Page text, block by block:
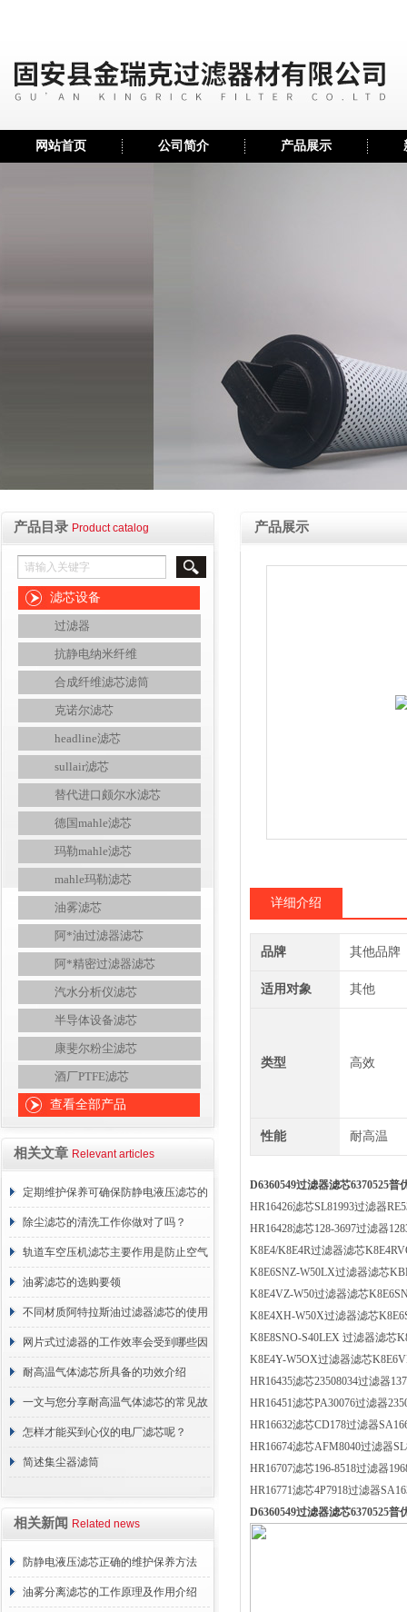
网站首页 公司简介 产品展示
产品目录 Product catalog
滤芯设备
过滤器
抗静电纳米纤维
合成纤维滤芯滤筒
克诺尔滤芯
headline滤芯
sullair滤芯
替代进口颇尔水滤芯
德国mahle滤芯
玛勒mahle滤芯
mahle玛勒滤芯
油雾滤芯
阿*油过滤器滤芯
阿*精密过滤器滤芯
汽水分析仪滤芯
半导体设备滤芯
康斐尔粉尘滤芯
酒厂PTFE滤芯
查看全部产品
相关文章 Relevant articles
定期维护保养可确保防静电液压滤芯的
正常工作
除尘滤芯的清洗工作你做对了吗？
轨道车空压机滤芯主要作用是防止空气
中的杂质和油脂浓度升高
油雾滤芯的选购要领
不同材质阿特拉斯油过滤器滤芯的使用
周期区别介绍
网片式过滤器的工作效率会受到哪些因
素的影响？
耐高温气体滤芯所具备的功效介绍
一文与您分享耐高温气体滤芯的常见故
障相应解决方法
怎样才能买到心仪的电厂滤芯呢？
简述集尘器滤筒
相关新闻 Related news
防静电液压滤芯正确的维护保养方法
油雾分离滤芯的工作原理及作用介绍
产品展示
详细介绍
品牌 其他品牌
适用对象 其他
类型 高效
性能 耐高温
D6360549过滤器滤芯6370525普
HR16426滤芯SL81993过滤器
HR16428滤芯128-3697过滤器
K8E4/K8E4R过滤器滤芯
K8E6SNZ-W50LX过滤器滤芯
K8E4VZ-W50过滤器滤芯
K8E4XH-W50X过滤器滤芯
K8E8SNO-S40LEX 过滤器滤芯
K8E4Y-W5OX过滤器滤芯
HR16435滤芯23508034过滤器
HR16451滤芯PA30076过滤器
HR16632滤芯CD178过滤器
HR16674滤芯AFM8040过滤器
HR16707滤芯196-8518过滤器
HR16771滤芯4P7918过滤器
D6360549过滤器滤芯6370525普